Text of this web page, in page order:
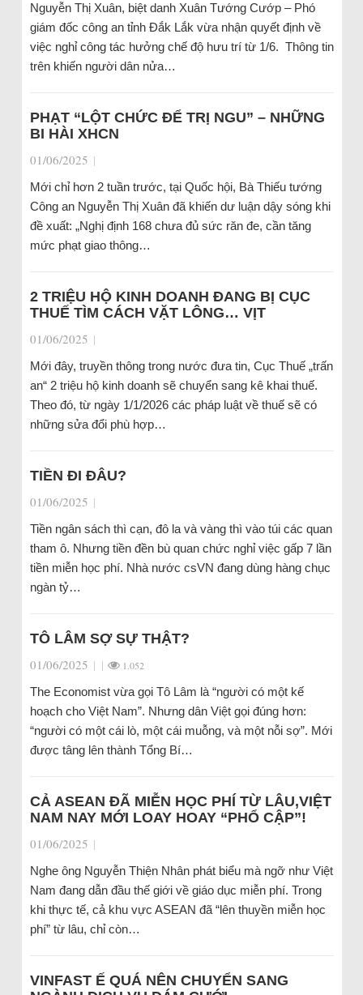
Nguyễn Thị Xuân, biệt danh Xuân Tướng Cướp – Phó
giám đốc công an tỉnh Đắk Lắk vừa nhận quyết định về
việc nghỉ công tác hưởng chế độ hưu trí từ 1/6. Thông tin
trên khiến người dân nửa…
PHẠT “LỘT CHỨC ĐỂ TRỊ NGU” – NHỮNG
BI HÀI XHCN
01/06/2025 |
Mới chỉ hơn 2 tuần trước, tại Quốc hội, Bà Thiếu tướng
Công an Nguyễn Thị Xuân đã khiến dư luận dậy sóng khi
đề xuất: „Nghị định 168 chưa đủ sức răn đe, cần tăng
mức phạt giao thông…
2 TRIỆU HỘ KINH DOANH ĐANG BỊ CỤC
THUẾ TÌM CÁCH VẶT LÔNG… VỊT
01/06/2025 |
Mới đây, truyền thông trong nước đưa tin, Cục Thuế „trấn
an“ 2 triệu hộ kinh doanh sẽ chuyển sang kê khai thuế.
Theo đó, từ ngày 1/1/2026 các pháp luật về thuế sẽ có
những sửa đổi phù hợp…
TIỀN ĐI ĐÂU?
01/06/2025 |
Tiền ngân sách thì cạn, đô la và vàng thì vào túi các quan
tham ô. Nhưng tiền đền bù quan chức nghỉ việc gấp 7 lần
tiền miễn học phí. Nhà nước csVN đang dùng hàng chục
ngàn tỷ…
TÔ LÂM SỢ SỰ THẬT?
01/06/2025 | | 1.052
The Economist vừa gọi Tô Lâm là “người có một kế
hoạch cho Việt Nam”. Nhưng dân Việt gọi đúng hơn:
“người có một cái lò, một cái muỗng, và một nỗi sợ”. Mới
được tâng lên thành Tổng Bí…
CẢ ASEAN ĐÃ MIỄN HỌC PHÍ TỪ LÂU,VIỆT
NAM NAY MỚI LOAY HOAY “PHỔ CẬP”!
01/06/2025 |
Nghe ông Nguyễn Thiện Nhân phát biểu mà ngỡ như Việt
Nam đang dẫn đầu thế giới về giáo dục miễn phí. Trong
khi thực tế, cả khu vực ASEAN đã “lên thuyền miễn học
phí” từ lâu, chỉ còn…
VINFAST Ế QUÁ NÊN CHUYỂN SANG